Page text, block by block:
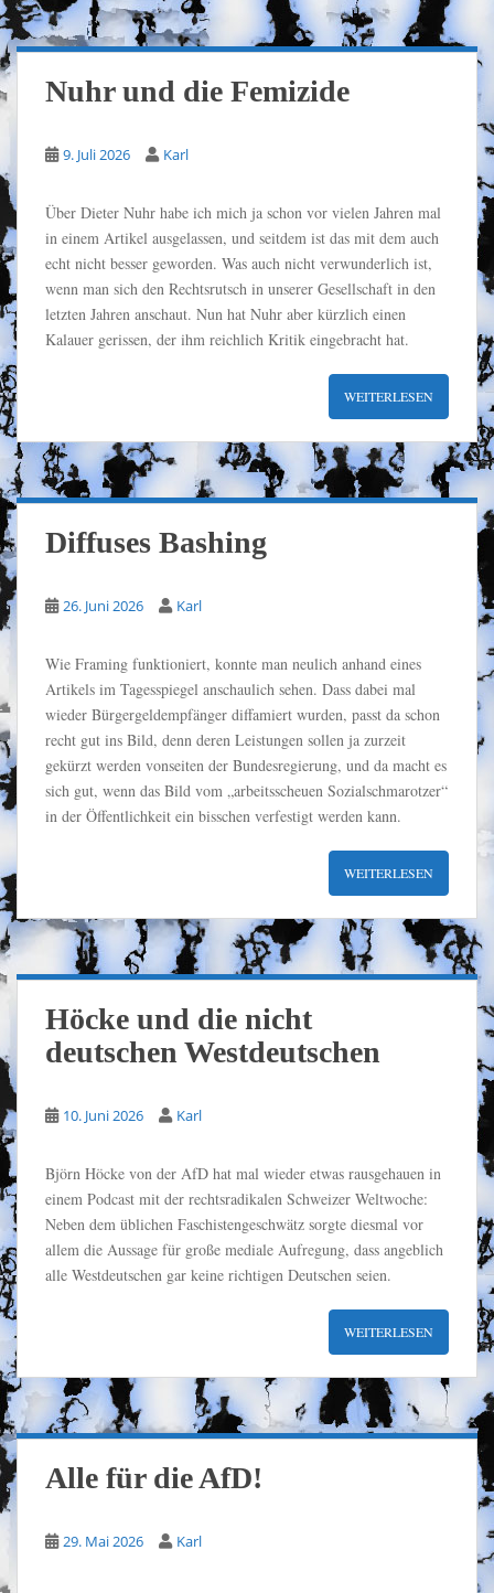
Nuhr und die Femizide
9. Juli 2026 Karl
Über Dieter Nuhr habe ich mich ja schon vor vielen Jahren mal
in einem Artikel ausgelassen, und seitdem ist das mit dem auch
echt nicht besser geworden. Was auch nicht verwunderlich ist,
wenn man sich den Rechtsrutsch in unserer Gesellschaft in den
letzten Jahren anschaut. Nun hat Nuhr aber kürzlich einen
Kalauer gerissen, der ihm reichlich Kritik eingebracht hat.
WEITERLESEN
Diffuses Bashing
26. Juni 2026 Karl
Wie Framing funktioniert, konnte man neulich anhand eines
Artikels im Tagesspiegel anschaulich sehen. Dass dabei mal
wieder Bürgergeldempfänger diffamiert wurden, passt da schon
recht gut ins Bild, denn deren Leistungen sollen ja zurzeit
gekürzt werden vonseiten der Bundesregierung, und da macht es
sich gut, wenn das Bild vom „arbeitsscheuen Sozialschmarotzer“
in der Öffentlichkeit ein bisschen verfestigt werden kann.
WEITERLESEN
Höcke und die nicht
deutschen Westdeutschen
10. Juni 2026 Karl
Björn Höcke von der AfD hat mal wieder etwas rausgehauen in
einem Podcast mit der rechtsradikalen Schweizer Weltwoche:
Neben dem üblichen Faschistengeschwätz sorgte diesmal vor
allem die Aussage für große mediale Aufregung, dass angeblich
alle Westdeutschen gar keine richtigen Deutschen seien.
WEITERLESEN
Alle für die AfD!
29. Mai 2026 Karl